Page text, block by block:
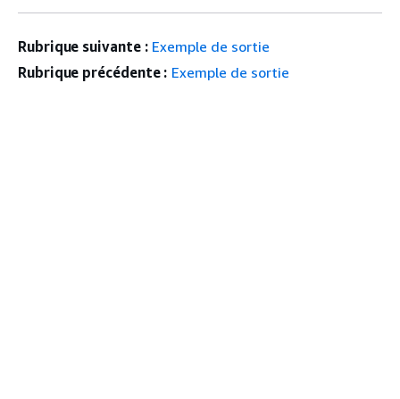
Rubrique suivante : Exemple de sortie
Rubrique précédente : Exemple de sortie